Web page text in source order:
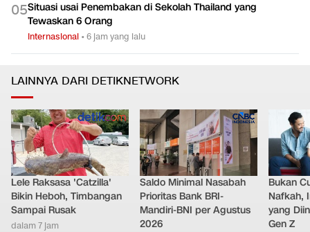
05Situasi usai Penembakan di Sekolah Thailand yang
Tewaskan 6 Orang
Internasional •6 jam yang lalu
LAINNYA DARI DETIKNETWORK
Lele Raksasa 'Catzilla'
Bikin Heboh, Timbangan
Sampai Rusak
dalam 7 jam
Saldo Minimal Nasabah
Prioritas Bank BRI-
Mandiri-BNI per Agustus
2026
Bukan
Nafkah,
yang
Gen Z